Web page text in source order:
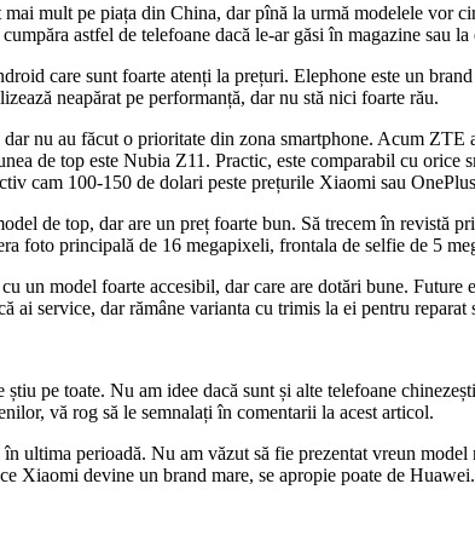
mult pe piața din China, dar pînă la urmă modelele vor
astfel de telefoane dacă le-ar găsi în magazine sau la
care sunt foarte atenți la prețuri. Elephone este un
neapărat pe performanță, dar nu stă nici foarte rău.
nu au făcut o prioritate din zona smartphone. Acum ZTE
de top este Nubia Z11. Practic, este comparabil cu
cam 100-150 de dolari peste prețurile Xiaomi sau
de top, dar are un preț foarte bun. Să trecem în revistă
foto principală de 16 megapixeli, frontala de selfie de 5
un model foarte accesibil, dar care are dotări bune. Future
service, dar rămâne varianta cu trimis la ei pentru
pe toate. Nu am idee dacă sunt și alte telefoane
vă rog să le semnalați în comentarii la acest articol.
ultima perioadă. Nu am văzut să fie prezentat vreun
Xiaomi devine un brand mare, se apropie poate de Huawei.